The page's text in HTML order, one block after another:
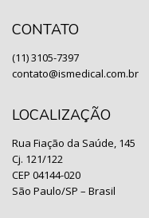
CONTATO
(11) 3105-7397
contato@ismedical.com.br
LOCALIZAÇÃO
Rua Fiação da Saúde, 145
Cj. 121/122
CEP 04144-020
São Paulo/SP – Brasil